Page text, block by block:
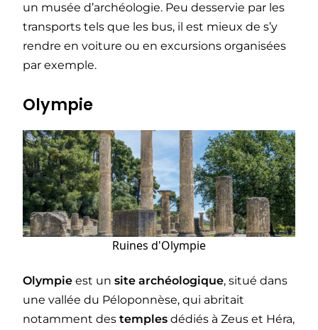
un musée d’archéologie. Peu desservie par les
transports tels que les bus, il est mieux de s’y
rendre en voiture ou en excursions organisées
par exemple.
Olympie
Ruines d'Olympie
Olympie est un site archéologique, situé dans
une vallée du Péloponnèse, qui abritait
notamment des temples dédiés à Zeus et Héra,